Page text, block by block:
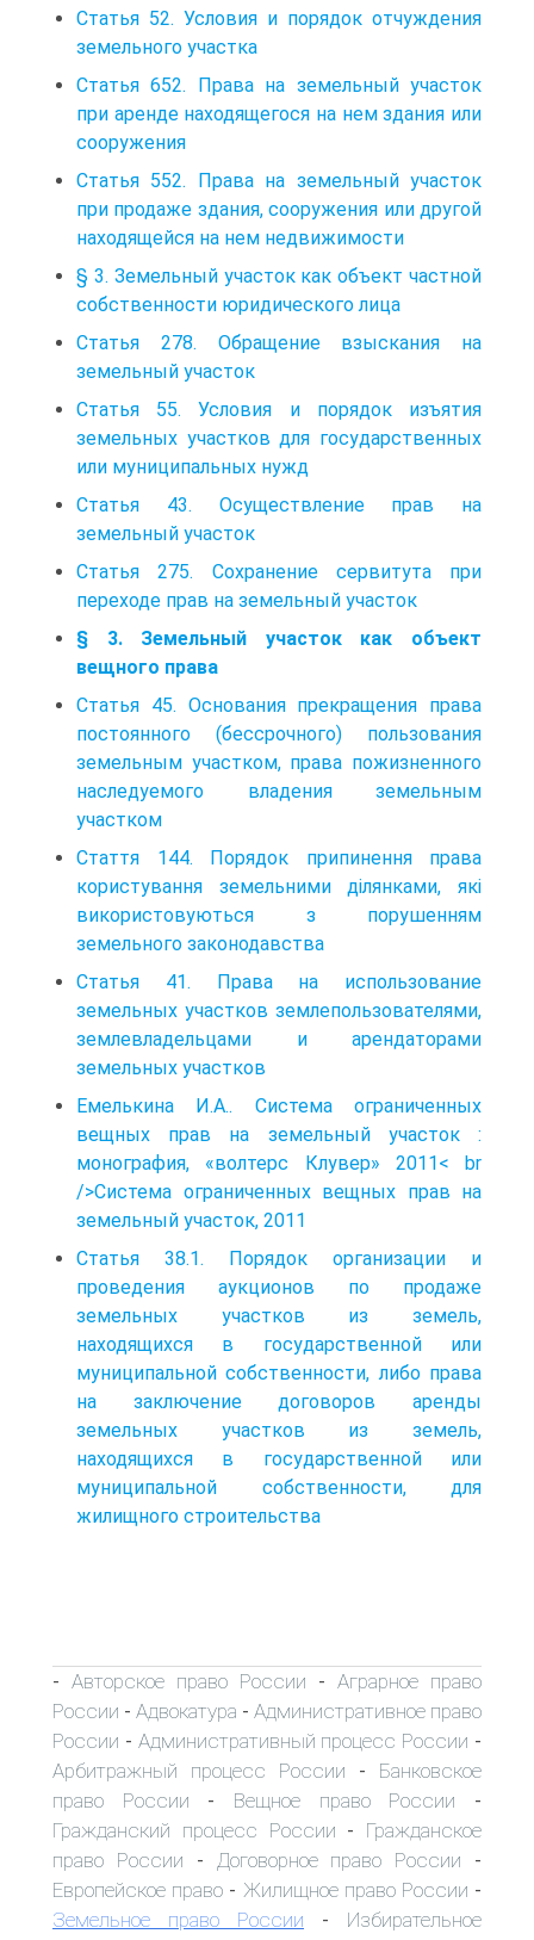
Статья 52. Условия и порядок отчуждения
земельного участка
Статья 652. Права на земельный участок
при аренде находящегося на нем здания или
сооружения
Статья 552. Права на земельный участок
при продаже здания, сооружения или другой
находящейся на нем недвижимости
§ 3. Земельный участок как объект частной
собственности юридического лица
Статья 278. Обращение взыскания на
земельный участок
Статья 55. Условия и порядок изъятия
земельных участков для государственных
или муниципальных нужд
Статья 43. Осуществление прав на
земельный участок
Статья 275. Сохранение сервитута при
переходе прав на земельный участок
§ 3. Земельный участок как объект
вещного права
Статья 45. Основания прекращения права
постоянного (бессрочного) пользования
земельным участком, права пожизненного
наследуемого владения земельным
участком
Стаття 144. Порядок припинення права
користування земельними ділянками, які
використовуються з порушенням
земельного законодавства
Статья 41. Права на использование
земельных участков землепользователями,
землевладельцами и арендаторами
земельных участков
Емелькина И.А.. Система ограниченных
вещных прав на земельный участок :
монография, «волтерс Клувер» 2011< br
/>Система ограниченных вещных прав на
земельный участок, 2011
Статья 38.1. Порядок организации и
проведения аукционов по продаже
земельных участков из земель,
находящихся в государственной или
муниципальной собственности, либо права
на заключение договоров аренды
земельных участков из земель,
находящихся в государственной или
муниципальной собственности, для
жилищного строительства
- Авторское право России - Аграрное право
России - Адвокатура - Административное право
России - Административный процесс России -
Арбитражный процесс России - Банковское
право России - Вещное право России -
Гражданский процесс России - Гражданское
право России - Договорное право России -
Европейское право - Жилищное право России -
Земельное право России - Избирательное